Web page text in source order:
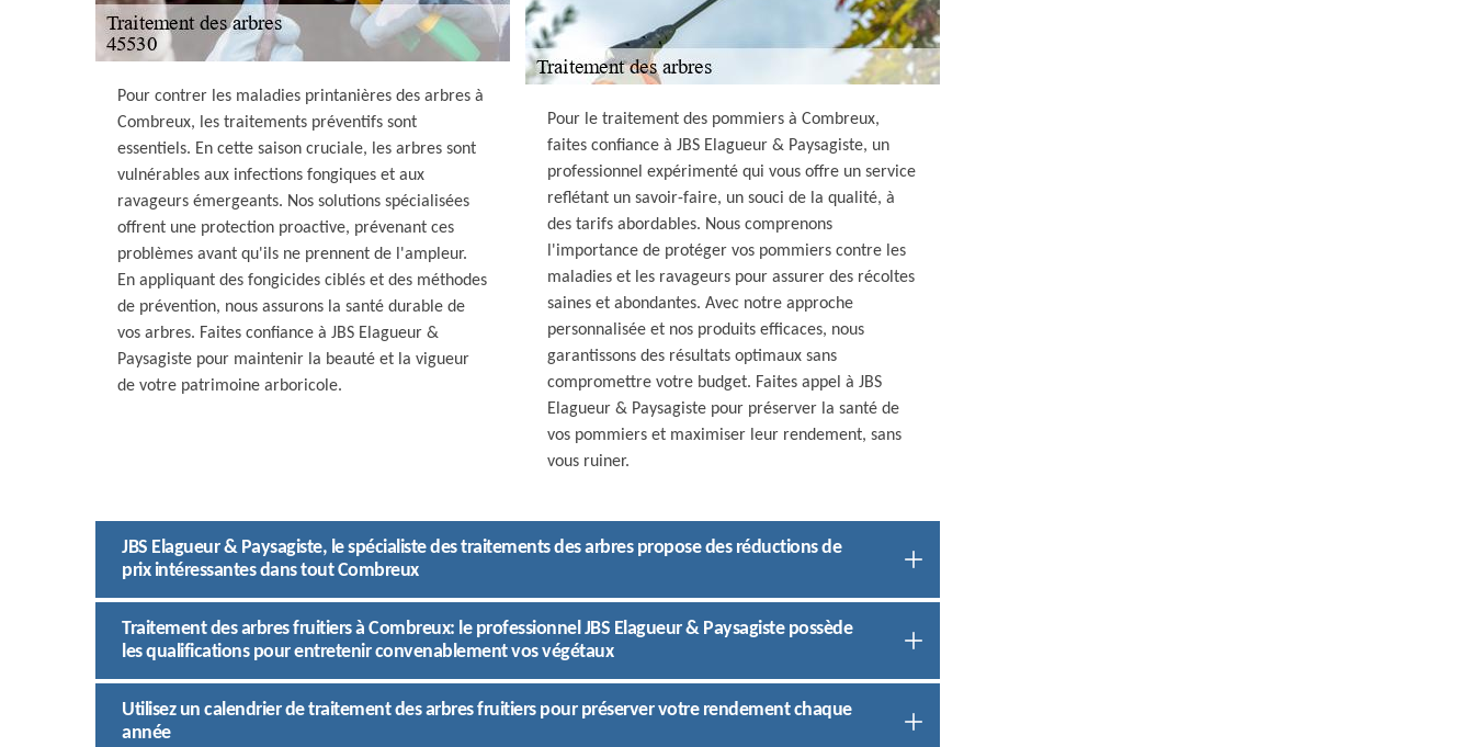
Pour contrer les maladies printanières des arbres à
Combreux, les traitements préventifs sont
essentiels. En cette saison cruciale, les arbres sont
vulnérables aux infections fongiques et aux
ravageurs émergeants. Nos solutions spécialisées
offrent une protection proactive, prévenant ces
problèmes avant qu'ils ne prennent de l'ampleur.
En appliquant des fongicides ciblés et des méthodes
de prévention, nous assurons la santé durable de
vos arbres. Faites confiance à JBS Elagueur &
Paysagiste pour maintenir la beauté et la vigueur
de votre patrimoine arboricole.
Pour le traitement des pommiers à Combreux,
faites confiance à JBS Elagueur & Paysagiste, un
professionnel expérimenté qui vous offre un service
reflétant un savoir-faire, un souci de la qualité, à
des tarifs abordables. Nous comprenons
l'importance de protéger vos pommiers contre les
maladies et les ravageurs pour assurer des récoltes
saines et abondantes. Avec notre approche
personnalisée et nos produits efficaces, nous
garantissons des résultats optimaux sans
compromettre votre budget. Faites appel à JBS
Elagueur & Paysagiste pour préserver la santé de
vos pommiers et maximiser leur rendement, sans
vous ruiner.
JBS Elagueur & Paysagiste, le spécialiste des traitements des arbres propose des réductions de
prix intéressantes dans tout Combreux
Traitement des arbres fruitiers à Combreux: le professionnel JBS Elagueur & Paysagiste possède
les qualifications pour entretenir convenablement vos végétaux
Utilisez un calendrier de traitement des arbres fruitiers pour préserver votre rendement chaque
année